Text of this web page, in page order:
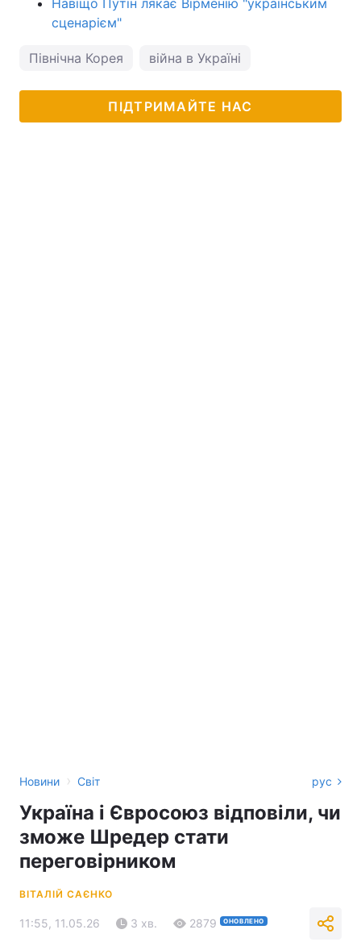
сценарієм"
Північна Корея війна в Україні
ПІДТРИМАЙТЕ НАС
Новини › Світ рус
Україна і Євросоюз відповіли, чи
зможе Шредер стати
переговірником
ВІТАЛІЙ САЄНКО
11:55, 11.05.26 3 хв. 2879 ОНОВЛЕНО